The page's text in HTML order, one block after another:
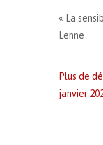
« La
Lenne
Plus de
janvier